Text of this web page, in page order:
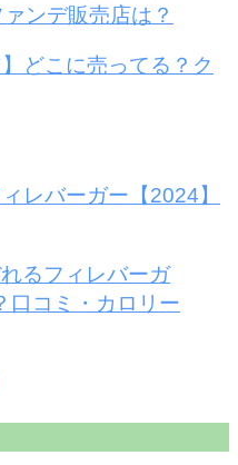
どこに売ってる？ク
レバーガー【2024】